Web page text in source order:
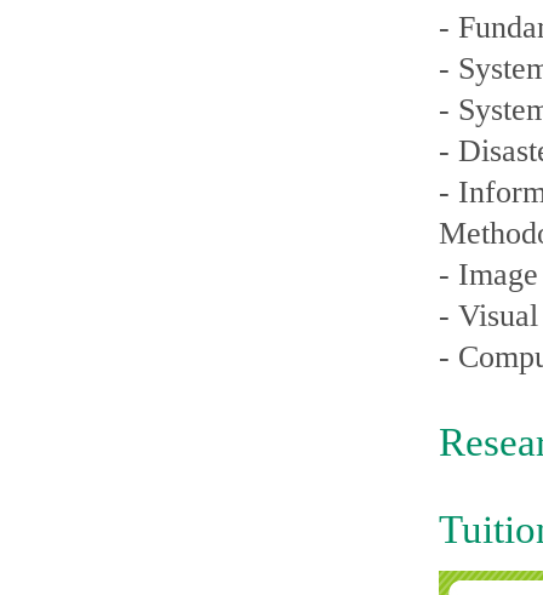
-
-
-
-
-
-
-
-